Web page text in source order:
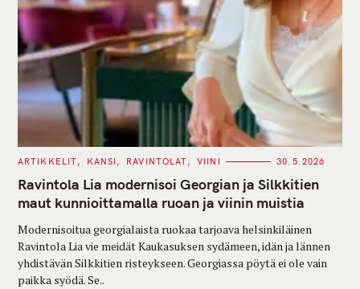
C
T
E
G
O
I
S
ARTIKKELIT KANSI RAVINTOLAT VIINI 30.5.2026
Ravintola Lia modernisoi Georgian ja Silkkitien
maut kunnioittamalla ruoan ja viinin muistia
Modernisoitua georgialaista ruokaa tarjoava helsinkiläinen
Ravintola Lia vie meidät Kaukasuksen sydämeen, idän ja lännen
yhdistävän Silkkitien risteykseen. Georgiassa pöytä ei ole vain
paikka syödä. Se..